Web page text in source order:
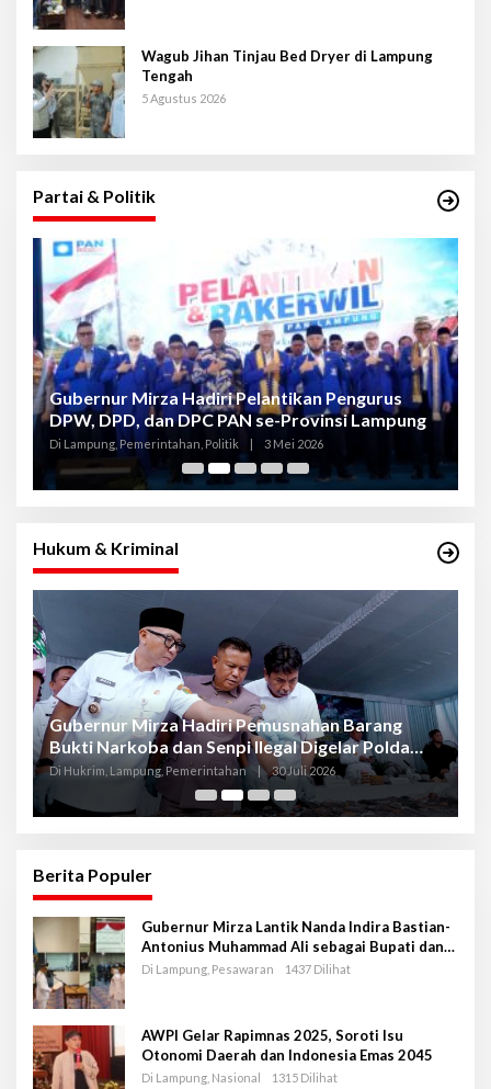
Wagub Jihan Tinjau Bed Dryer di Lampung
Tengah
5 Agustus 2026
Partai & Politik
Gubernur Mirza Hadiri Pelantikan Pengurus
DPW, DPD, dan DPC PAN se-Provinsi Lampung
Di Lampung, Pemerintahan, Politik 3 Mei 2026
Hukum & Kriminal
Gubernur Mirza Hadiri Pemusnahan Barang
Bukti Narkoba dan Senpi Ilegal Digelar Polda
Lampung
Di Hukrim, Lampung, Pemerintahan | 30 Juli 2026
Berita Populer
Gubernur Mirza Lantik Nanda Indira Bastian-
Antonius Muhammad Ali sebagai Bupati dan
Wakil Bupati Pesawaran Periode 2025-2030
Di Lampung, Pesawaran 1437 Dilihat
AWPI Gelar Rapimnas 2025, Soroti Isu
Otonomi Daerah dan Indonesia Emas 2045
Di Lampung, Nasional 1315 Dilihat